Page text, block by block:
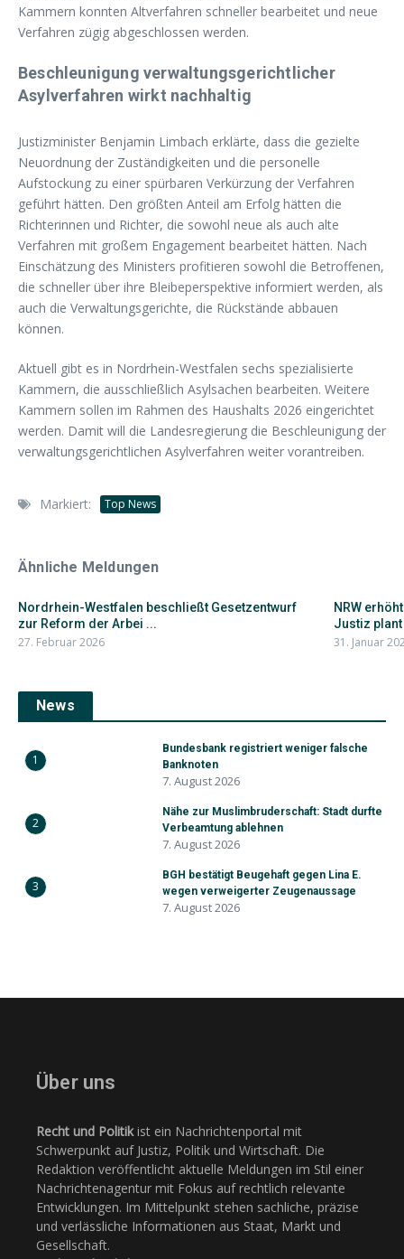
Kammern konnten Altverfahren schneller bearbeitet und neue
Verfahren zügig abgeschlossen werden.
Beschleunigung verwaltungsgerichtlicher
Asylverfahren wirkt nachhaltig
Justizminister Benjamin Limbach erklärte, dass die gezielte
Neuordnung der Zuständigkeiten und die personelle
Aufstockung zu einer spürbaren Verkürzung der Verfahren
geführt hätten. Den größten Anteil am Erfolg hätten die
Richterinnen und Richter, die sowohl neue als auch alte
Verfahren mit großem Engagement bearbeitet hätten. Nach
Einschätzung des Ministers profitieren sowohl die Betroffenen,
die schneller über ihre Bleibeperspektive informiert werden, als
auch die Verwaltungsgerichte, die Rückstände abbauen
können.
Aktuell gibt es in Nordrhein-Westfalen sechs spezialisierte
Kammern, die ausschließlich Asylsachen bearbeiten. Weitere
Kammern sollen im Rahmen des Haushalts 2026 eingerichtet
werden. Damit will die Landesregierung die Beschleunigung der
verwaltungsgerichtlichen Asylverfahren weiter vorantreiben.
Markiert: Top News
Ähnliche Meldungen
Nordrhein-Westfalen beschließt Gesetzentwurf
zur Reform der Arbei ...
27. Februar 2026
NRW
Justiz plant
31. Januar
News
1
Bundesbank registriert weniger falsche
Banknoten
7. August 2026
2
Nähe zur Muslimbruderschaft: Stadt durfte
Verbeamtung ablehnen
7. August 2026
3
BGH bestätigt Beugehaft gegen Lina E.
wegen verweigerter Zeugenaussage
7. August 2026
Über uns
Recht und Politikist ein Nachrichtenportal mit
Schwerpunkt auf Justiz, Politik und Wirtschaft. Die
Redaktion veröffentlicht aktuelle Meldungen im Stil einer
Nachrichtenagentur mit Fokus auf rechtlich relevante
Entwicklungen. Im Mittelpunkt stehen sachliche, präzise
und verlässliche Informationen aus Staat, Markt und
Gesellschaft.